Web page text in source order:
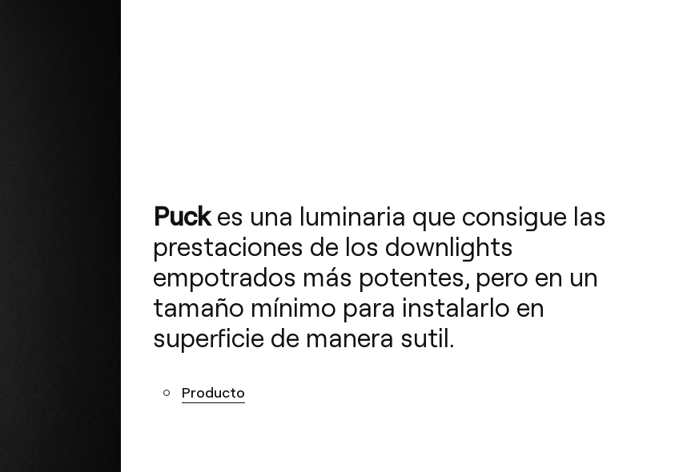
Puckes una luminaria que consigue las
prestaciones de los downlights
empotrados más potentes, pero en un
tamaño mínimo para instalarlo en
superficie de manera sutil.
Producto